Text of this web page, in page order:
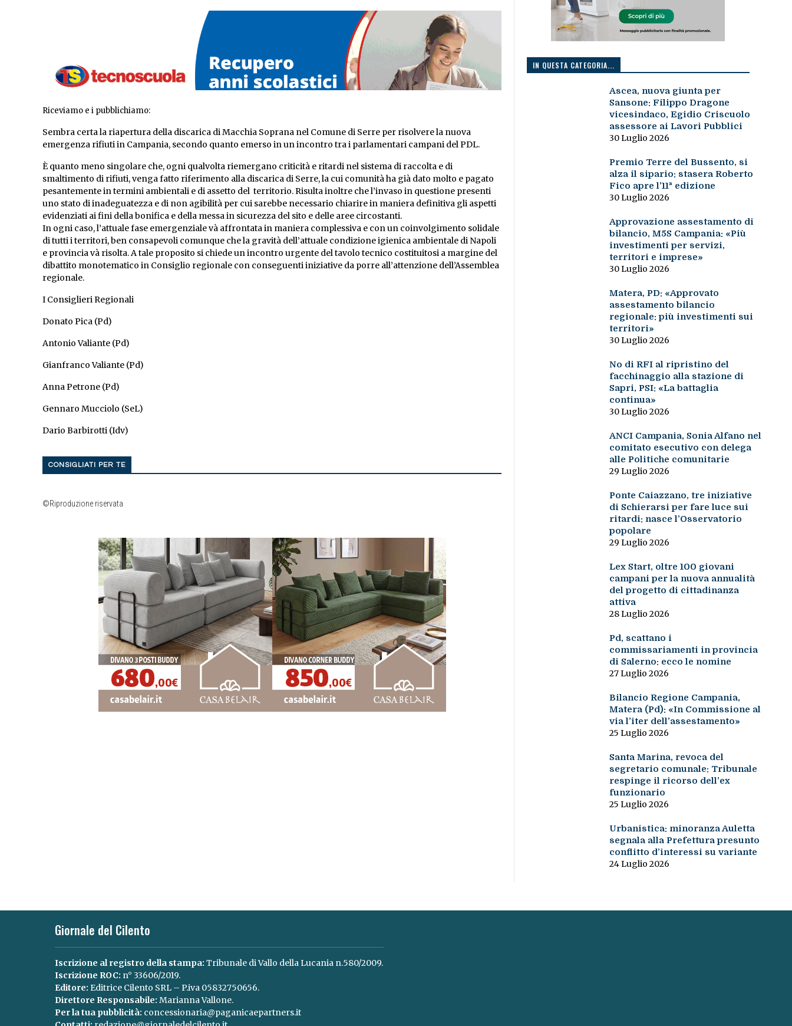
Riceviamo e i pubblichiamo:
Sembra certa la riapertura della discarica di Macchia Soprana nel Comune di Serre per risolvere la nuova
emergenza rifiuti in Campania, secondo quanto emerso in un incontro tra i parlamentari campani del PDL.
È quanto meno singolare che, ogni qualvolta riemergano criticità e ritardi nel sistema di raccolta e di
smaltimento di rifiuti, venga fatto riferimento alla discarica di Serre, la cui comunità ha già dato molto e pagato
pesantemente in termini ambientali e di assetto del territorio. Risulta inoltre che l’invaso in questione presenti
uno stato di inadeguatezza e di non agibilità per cui sarebbe necessario chiarire in maniera definitiva gli aspetti
evidenziati ai fini della bonifica e della messa in sicurezza del sito e delle aree circostanti.
In ogni caso, l’attuale fase emergenziale và affrontata in maniera complessiva e con un coinvolgimento solidale
di tutti i territori, ben consapevoli comunque che la gravità dell’attuale condizione igienica ambientale di Napoli
e provincia và risolta. A tale proposito si chiede un incontro urgente del tavolo tecnico costituitosi a margine del
dibattito monotematico in Consiglio regionale con conseguenti iniziative da porre all’attenzione dell’Assemblea
regionale.
I Consiglieri Regionali
Donato Pica (Pd)
Antonio Valiante (Pd)
Gianfranco Valiante (Pd)
Anna Petrone (Pd)
Gennaro Mucciolo (SeL)
Dario Barbirotti (Idv)
CONSIGLIATI PER TE
©Riproduzione riservata
IN QUESTA CATEGORIA...
Ascea, nuova giunta per
Sansone: Filippo Dragone
vicesindaco, Egidio Criscuolo
assessore ai Lavori Pubblici
30 Luglio 2026
Premio Terre del Bussento, si
alza il sipario: stasera Roberto
Fico apre l’11ª edizione
30 Luglio 2026
Approvazione assestamento di
bilancio, M5S Campania: «Più
investimenti per servizi,
territori e imprese»
30 Luglio 2026
Matera, PD: «Approvato
assestamento bilancio
regionale: più investimenti sui
territori»
30 Luglio 2026
No di RFI al ripristino del
facchinaggio alla stazione di
Sapri, PSI: «La battaglia
continua»
30 Luglio 2026
ANCI Campania, Sonia Alfano nel
comitato esecutivo con delega
alle Politiche comunitarie
29 Luglio 2026
Ponte Caiazzano, tre iniziative
di Schierarsi per fare luce sui
ritardi: nasce l’Osservatorio
popolare
29 Luglio 2026
Lex Start, oltre 100 giovani
campani per la nuova annualità
del progetto di cittadinanza
attiva
28 Luglio 2026
Pd, scattano i
commissariamenti in provincia
di Salerno: ecco le nomine
27 Luglio 2026
Bilancio Regione Campania,
Matera (Pd): «In Commissione al
via l’iter dell’assestamento»
25 Luglio 2026
Santa Marina, revoca del
segretario comunale: Tribunale
respinge il ricorso dell’ex
funzionario
25 Luglio 2026
Urbanistica: minoranza Auletta
segnala alla Prefettura presunto
conflitto d’interessi su variante
24 Luglio 2026
Giornale del Cilento
Iscrizione al registro della stampa: Tribunale di Vallo della Lucania n.580/2009.
Iscrizione ROC: n° 33606/2019.
Editore: Editrice Cilento SRL – P.iva 05832750656.
Direttore Responsabile: Marianna Vallone.
Per la tua pubblicità: concessionaria@paganicaepartners.it